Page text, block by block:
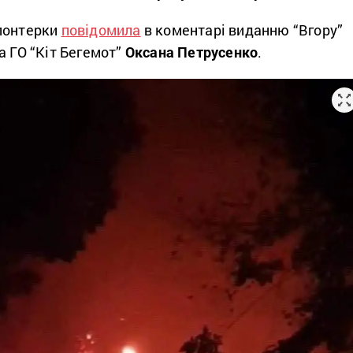
повідомила в коментарі виданню “Вгору”
ГО “Кіт Бегемот” Оксана Петрусенко.